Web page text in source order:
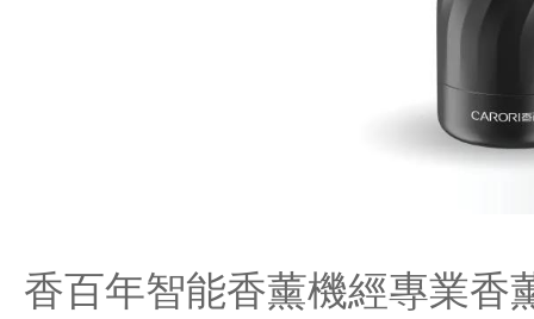
香百年智能香薰機經專業香